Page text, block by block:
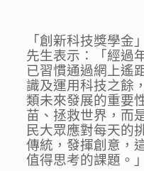
「創新科技獎學金
先生表示：「經過
已習慣通過網上遙
識及運用科技之餘
類未來發展的重要
苗、拯救世界，而
民大眾應對每天的
傳統，發揮創意，
值得思考的課題。」